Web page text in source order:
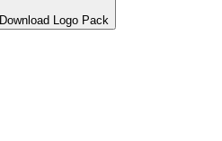
Download Logo Pack